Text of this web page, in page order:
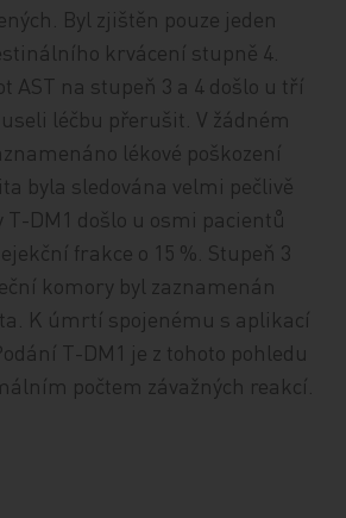
Byl zjištěn pouze jeden
krvácení stupně 4.
AST na stupeň 3 a 4 došlo u tří
léčbu přerušit. V žádném
lékové poškození
byla sledována velmi pečlivě
T-DM1 došlo u osmi pacientů
frakce o 15 %. Stupeň 3
komory byl zaznamenán
K úmrtí spojenému s aplikací
T-DM1 je z tohoto pohledu
počtem závažných reakcí.